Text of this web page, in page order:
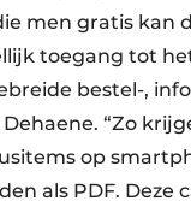
men gratis kan
toegang tot
bestel-,
“Zo
op
als PDF.